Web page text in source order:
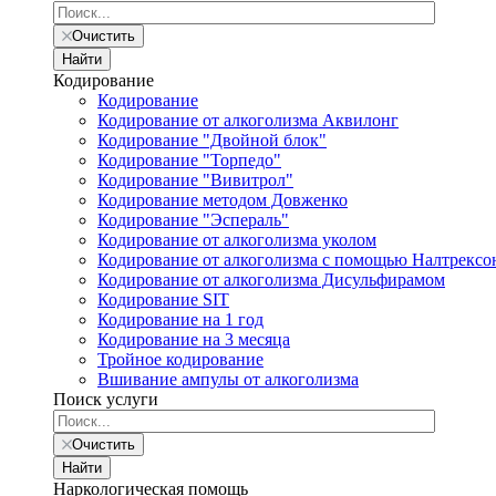
Очистить
Найти
Кодирование
Кодирование
Кодирование от алкоголизма Аквилонг
Кодирование "Двойной блок"
Кодирование "Торпедо"
Кодирование "Вивитрол"
Кодирование методом Довженко
Кодирование "Эспераль"
Кодирование от алкоголизма уколом
Кодирование от алкоголизма с помощью
Кодирование от алкоголизма Дисульфирамом
Кодирование SIT
Кодирование на 1 год
Кодирование на 3 месяца
Тройное кодирование
Вшивание ампулы от алкоголизма
Поиск услуги
Очистить
Найти
Наркологическая помощь